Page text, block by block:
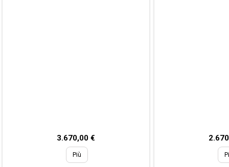
Prezzo
3.670,00 €
Più